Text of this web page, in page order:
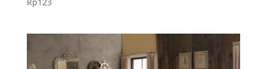
Rp123